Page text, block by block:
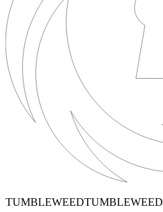
TUMBLEWEEDTUMBLEWEED